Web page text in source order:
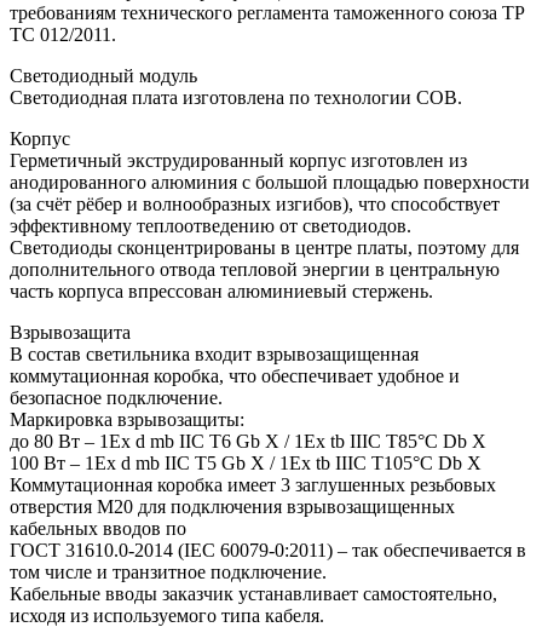
требованиям технического регламента таможенного союза ТР
ТС 012/2011.
Светодиодный модуль
Светодиодная плата изготовлена по технологии COB.
Корпус
Герметичный экструдированный корпус изготовлен из
анодированного алюминия с большой площадью поверхности
(за счёт рёбер и волнообразных изгибов), что способствует
эффективному теплоотведению от светодиодов.
Светодиоды сконцентрированы в центре платы, поэтому для
дополнительного отвода тепловой энергии в центральную
часть корпуса впрессован алюминиевый стержень.
Взрывозащита
В состав светильника входит взрывозащищенная
коммутационная коробка, что обеспечивает удобное и
безопасное подключение.
Маркировка взрывозащиты:
до 80 Вт – 1Ex d mb IIC T6 Gb X / 1Ex tb IIIC T85°C Db X
100 Вт – 1Ex d mb IIC T5 Gb X / 1Ex tb IIIC T105°C Db X
Коммутационная коробка имеет 3 заглушенных резьбовых
отверстия M20 для подключения взрывозащищенных
кабельных вводов по
ГОСТ 31610.0-2014 (IEC 60079-0:2011) – так обеспечивается в
том числе и транзитное подключение.
Кабельные вводы заказчик устанавливает самостоятельно,
исходя из используемого типа кабеля.